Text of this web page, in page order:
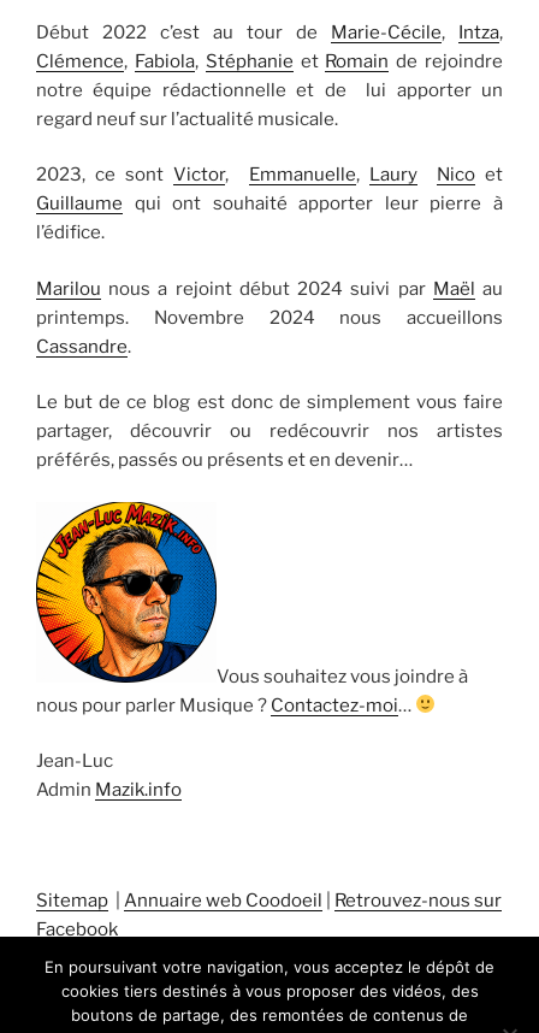
Début 2022 c’est au tour de Marie-Cécile, Intza,
Clémence, Fabiola, Stéphanie et Romain de rejoindre
notre équipe rédactionnelle et de lui apporter un
regard neuf sur l’actualité musicale.
2023, ce sontVictor, Emmanuelle, Laury Nicoet
Guillaume qui ont souhaité apporter leur pierre à
l’édifice.
Marilou nous a rejoint début 2024 suivi par Maël au
printemps. Novembre 2024 nous accueillons
Cassandre.
Le but de ce blog est donc de simplement vous faire
partager, découvrir ou redécouvrir nos artistes
préférés, passés ou présents et en devenir…
Vous souhaitez vous joindre à
nous pour parler Musique ? Contactez-moi…
Jean-Luc
Admin Mazik.info
Sitemap Annuaire web Coodoeil
Retrouvez-nous sur
Facebook
En poursuivant votre navigation, vous acceptez le dépôt de
cookies tiers destinés à vous proposer des vidéos, des
boutons de partage, des remontées de contenus de